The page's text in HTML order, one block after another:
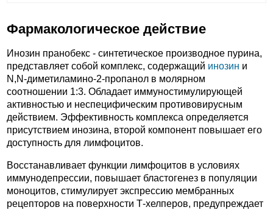
Фармакологическое действие
Инозин пранобекс - синтетическое производное пурина,
представляет собой комплекс, содержащий инозин и
N,N-диметиламино-2-пропанол в молярном
соотношении 1:3. Обладает иммуностимулирующей
активностью и неспецифическим противовирусным
действием. Эффективность комплекса определяется
присутствием инозина, второй компонент повышает его
доступность для лимфоцитов.
Восстанавливает функции лимфоцитов в условиях
иммунодепрессии, повышает бластогенез в популяции
моноцитов, стимулирует экспрессию мембранных
рецепторов на поверхности Т-хелперов, предупреждает